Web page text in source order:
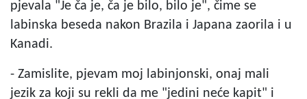
pjevala "Je ča je, ča je bilo, bilo je", čime se
labinska beseda nakon Brazila i Japana zaorila i u
Kanadi.
- Zamislite, pjevam moj labinjonski, onaj mali
jezik za koji su rekli da me "jedini neće kapit" i